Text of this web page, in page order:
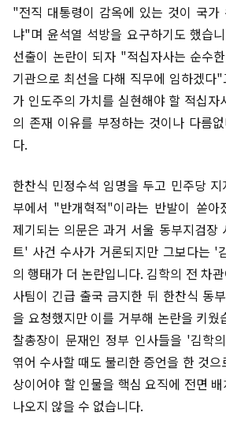
"전직 대통령이 감옥에 있는 것이 국가
냐"며 윤석열 석방을 요구하기도 했습
선출이 논란이 되자 "적십자사는 순수
기관으로 최선을 다해 직무에 임하겠다
가 인도주의 가치를 실현해야 할 적십자
의 존재 이유를 부정하는 것이나 다름
다.
한찬식 민정수석 임명을 두고 민주당
부에서 "반개혁적"이라는 반발이 쏟아
제기되는 의문은 과거 서울 동부지검장
트' 사건 수사가 거론되지만 그보다는 '
의 행태가 더 논란입니다. 김학의 전 차
사팀이 긴급 출국 금지한 뒤 한찬식 동
을 요청했지만 이를 거부해 논란을 키웠
찰총장이 문재인 정부 인사들을 '김학
엮어 수사할 때도 불리한 증언을 한 것
상이어야 할 인물을 핵심 요직에 전면
나오지 않을 수 없습니다.